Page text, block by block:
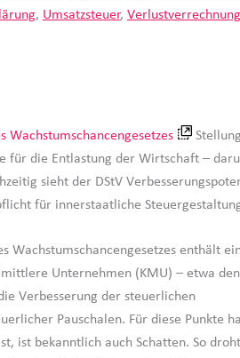
, Umsatzsteuer, Verlustverrechnung
Wachstumschancengesetzes
Stellung
für die Entlastung der Wirtschaft –
sieht der DStV
für innerstaatliche
Wachstumschancengesetzes enthält
Unternehmen (KMU) – etwa
Verbesserung der steuerlichen
Pauschalen. Für diese Punkte
ist bekanntlich auch Schatten. So